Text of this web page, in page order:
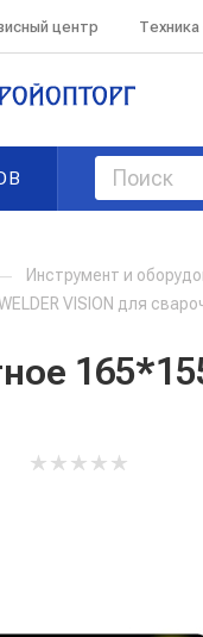
центр
— Инструмент и
VISION для